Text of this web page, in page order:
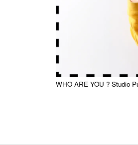
WHO ARE YOU ? Studio